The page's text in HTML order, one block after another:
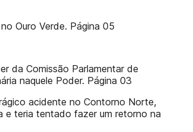
Ouro Verde. Página 05
da Comissão Parlamentar de
naquele Poder. Página 03
acidente no Contorno Norte,
e teria tentado fazer um retorno na